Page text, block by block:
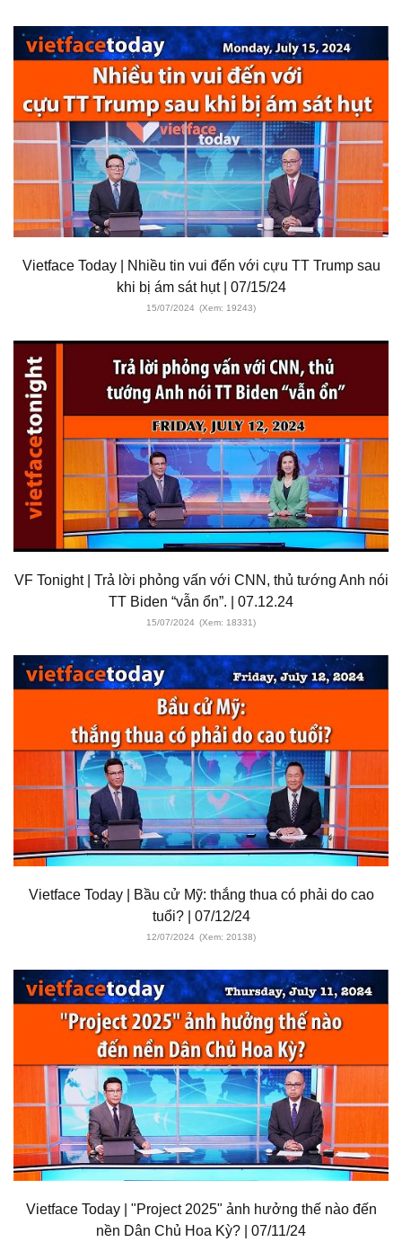
Vietface Today | Nhiều tin vui đến với cựu TT Trump sau
khi bị ám sát hụt | 07/15/24
15/07/2024 (Xem: 19243)
VF Tonight | Trả lời phỏng vấn với CNN, thủ tướng Anh nói
TT Biden “vẫn ổn”. | 07.12.24
15/07/2024 (Xem: 18331)
Vietface Today | Bầu cử Mỹ: thắng thua có phải do cao
tuổi? | 07/12/24
12/07/2024 (Xem: 20138)
Vietface Today | "Project 2025" ảnh hưởng thế nào đến
nền Dân Chủ Hoa Kỳ? | 07/11/24